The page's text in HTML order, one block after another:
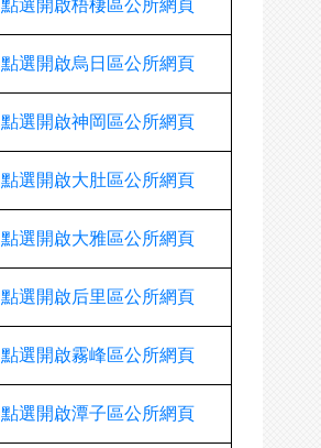
點選開啟梧棲區公所網頁
點選開啟烏日區公所網頁
點選開啟神岡區公所網頁
點選開啟大肚區公所網頁
點選開啟大雅區公所網頁
點選開啟后里區公所網頁
點選開啟霧峰區公所網頁
點選開啟潭子區公所網頁